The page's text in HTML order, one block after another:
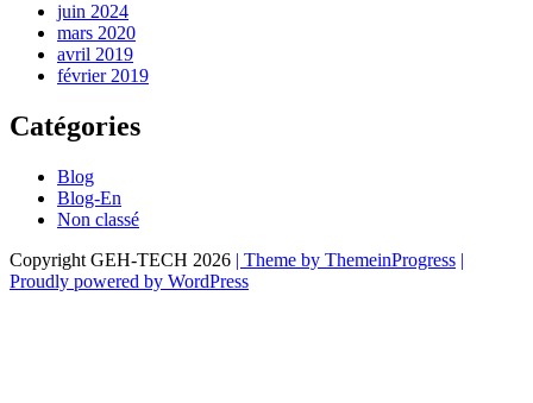
juin 2024
mars 2020
avril 2019
février 2019
Catégories
Blog
Blog-En
Non classé
Copyright GEH-TECH 2026 | Theme by ThemeinProgress |
Proudly powered by WordPress